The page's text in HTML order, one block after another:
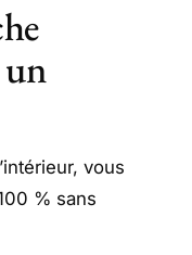
un
vous
% sans